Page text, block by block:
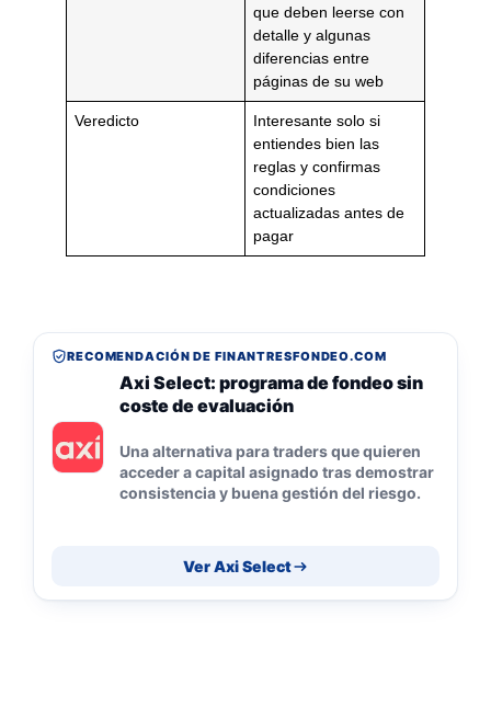
que deben leerse con
detalle y algunas
diferencias entre
páginas de su web
Veredicto
Interesante solo si
entiendes bien las
reglas y confirmas
condiciones
actualizadas antes de
pagar
RECOMENDACIÓN DE FINANTRESFONDEO.COM
Axi Select: programa de fondeo sin
coste de evaluación
Una alternativa para traders que quieren
acceder a capital asignado tras demostrar
consistencia y buena gestión del riesgo.
Ver Axi Select